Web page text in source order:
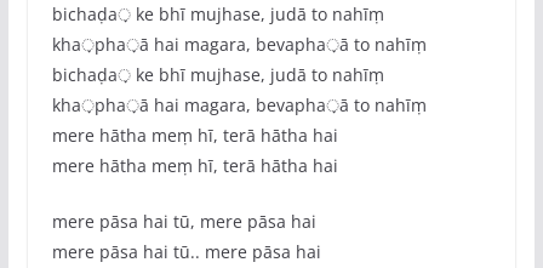
bichaḍa़ ke bhī mujhase, judā to nahīṃ
kha़pha़ā hai magara, bevapha़ā to nahīṃ
bichaḍa़ ke bhī mujhase, judā to nahīṃ
kha़pha़ā hai magara, bevapha़ā to nahīṃ
mere hātha meṃ hī, terā hātha hai
mere hātha meṃ hī, terā hātha hai
mere pāsa hai tū, mere pāsa hai
mere pāsa hai tū.. mere pāsa hai